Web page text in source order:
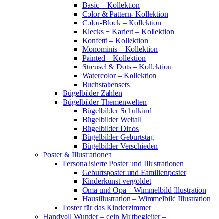
Basic – Kollektion
Color & Pattern- Kollektion
Color-Block – Kollektion
Klecks + Kariert – Kollektion
Konfetti – Kollektion
Monominis – Kollektion
Painted – Kollektion
Streusel & Dots – Kollektion
Watercolor – Kollektion
Buchstabensets
Bügelbilder Zahlen
Bügelbilder Themenwelten
Bügelbilder Schulkind
Bügelbilder Weltall
Bügelbilder Dinos
Bügelbilder Geburtstag
Bügelbilder Verschieden
Poster & Illustrationen
Personalisierte Poster und Illustrationen
Geburtsposter und Familienposter
Kinderkunst vergoldet
Oma und Opa – Wimmelbild Illustration
Hausillustration – Wimmelbild Illustration
Poster für das Kinderzimmer
Handvoll Wunder – dein Mutbegleiter –